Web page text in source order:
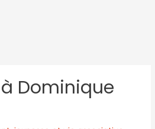
Dominique